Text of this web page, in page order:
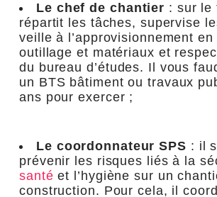
Le chef de chantier : sur le
répartit les tâches, supervise
veille à l’approvisionnement
outillage et matériaux et
du bureau d’études. Il vous
un BTS bâtiment ou travaux
ans pour exercer ;
Le coordonnateur SPS : il
prévenir les risques liés à la
santé et l’hygiène sur un
construction. Pour cela, il